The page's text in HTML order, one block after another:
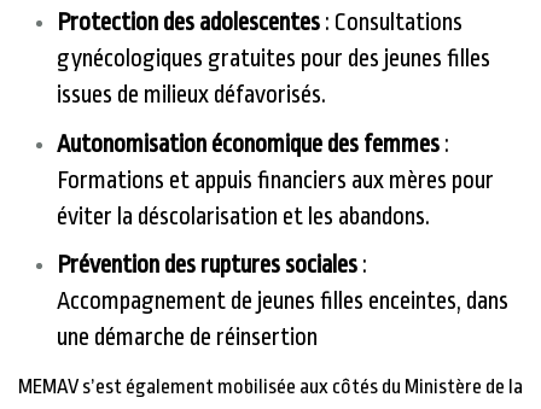
Protection des adolescentes : Consultations
gynécologiques gratuites pour des jeunes filles
issues de milieux défavorisés.
Autonomisation économique des femmes :
Formations et appuis financiers aux mères pour
éviter la déscolarisation et les abandons.
Prévention des ruptures sociales :
Accompagnement de jeunes filles enceintes, dans
une démarche de réinsertion
MEMAV s’est également mobilisée aux côtés du Ministère de la